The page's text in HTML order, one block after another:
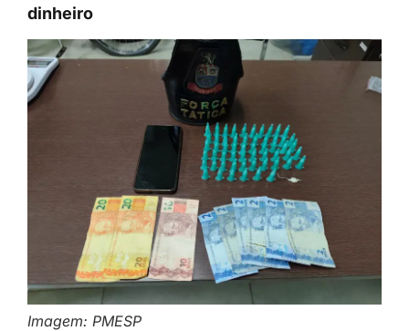
dinheiro
Imagem: PMESP